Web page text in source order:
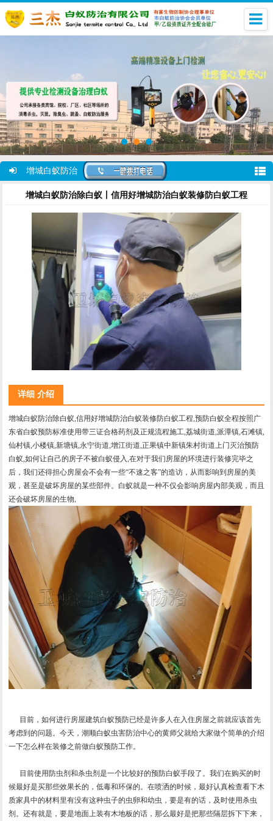
增城白蚁防治
增城白蚁防治除白蚁丨信用好增城防治白蚁装修防白蚁工程
详细 介绍
增城白蚁防治除白蚁,信用好增城防治白蚁装修防白蚁工程,预防白蚁全程按照广
东省白蚁预防标准使用带三证合格药剂及正规流程施工,荔城街道,派潭镇,石滩镇,
仙村镇,小楼镇,新塘镇,永宁街道,增江街道,正果镇中新镇朱村街道上门灭治预防
白蚁,如何让自己的房子不被白蚁侵入,在对于我们房屋的环境进行装修完毕之
后，我们还得担心房屋会不会有一些“不速之客”的造访，从而影响到房屋的美
观，甚至是破坏房屋的某些部件。白蚁就是一种不仅会影响房屋内部美观，而且
还会破坏房屋的生物,
目前，如何进行房屋建筑白蚁预防已经是许多人在入住房屋之前就应该首先
考虑到的问题。今天，潮顺白蚁虫害防治中心的黄师父就给大家做个简单的介绍
一下怎么样在装修之前做白蚁预防工作。
目前使用防虫剂和杀虫剂是一个比较好的预防白蚁手段了。我们在购买的时
候最好是买那些效果长的，低毒和环保的。在喷洒的时候，最好认真检查看下木
质家具中的材料里有没有这种虫子的虫卵和幼虫，要是有的话，及时使用杀虫
剂。还有就是，要是地面上装有木地板的话，那么最好是把那些隔层拆下下来，